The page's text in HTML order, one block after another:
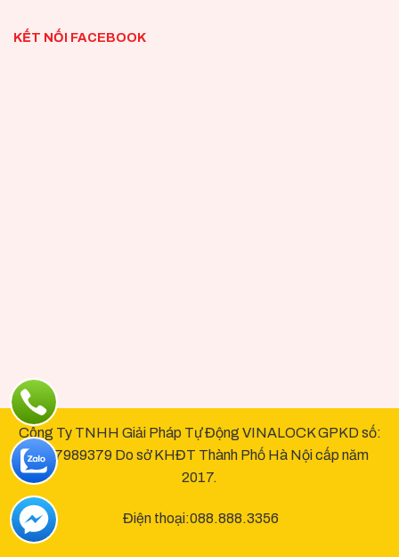
KẾT NỐI FACEBOOK
Công Ty TNHH Giải Pháp Tự Động VINALOCK GPKD số:
0107989379 Do sở KHĐT Thành Phố Hà Nội cấp năm
2017.
Điện thoại:088.888.3356